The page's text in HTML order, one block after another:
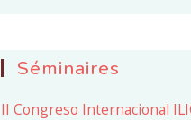
Séminaires
II Congreso Internacional